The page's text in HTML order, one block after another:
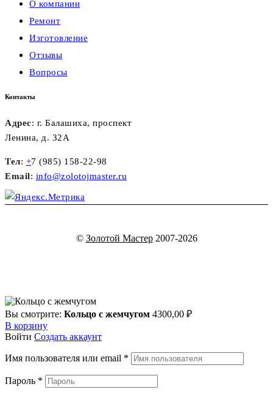
О компании
Ремонт
Изготовление
Отзывы
Вопросы
Контакты
Адрес: г. Балашиха, проспект
Ленина, д. 32А
Тел: +7 (985) 158-22-98
Email: info@zolotojmaster.ru
© Золотой Мастер2007-2026
Вы смотрите: Кольцо с жемчугом 4300,00 ₽
В корзину
Войти Создать аккаунт
Имя пользователя или email *
Пароль *